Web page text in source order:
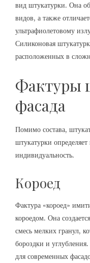
вид штукатурки. Она
видов, а также
ультрафиолетовому
Силиконовая
расположенных в
Фактуры
фасада
Помимо состава,
штукатурки
индивидуальность.
Короед
Фактура «короед»
короедом. Она
смесь мелких гранул,
бороздки и
для современных